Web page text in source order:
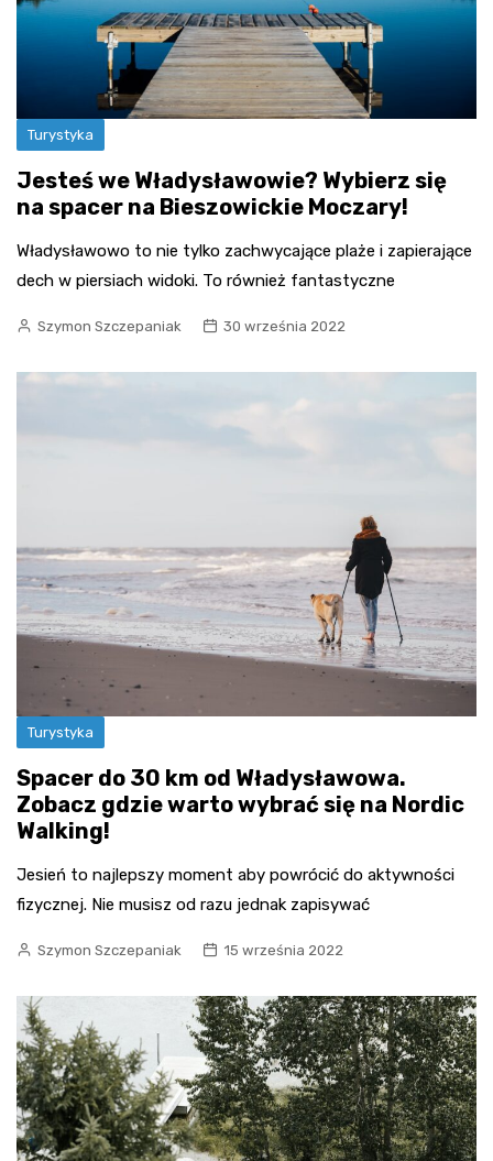
Turystyka
Jesteś we Władysławowie? Wybierz się
na spacer na Bieszowickie Moczary!
Władysławowo to nie tylko zachwycające plaże i zapierające
dech w piersiach widoki. To również fantastyczne
Szymon Szczepaniak 30 września 2022
Turystyka
Spacer do 30 km od Władysławowa.
Zobacz gdzie warto wybrać się na Nordic
Walking!
Jesień to najlepszy moment aby powrócić do aktywności
fizycznej. Nie musisz od razu jednak zapisywać
Szymon Szczepaniak 15 września 2022